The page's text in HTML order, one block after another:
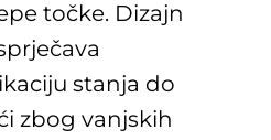
točke. Dizajn
stanja do
zbog vanjskih